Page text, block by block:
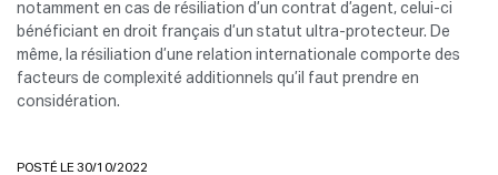
notamment en cas de résiliation d’un contrat d’agent, celui-ci
bénéficiant en droit français d’un statut ultra-protecteur. De
même, la résiliation d’une relation internationale comporte des
facteurs de complexité additionnels qu’il faut prendre en
considération.
POSTÉ LE 30/10/2022